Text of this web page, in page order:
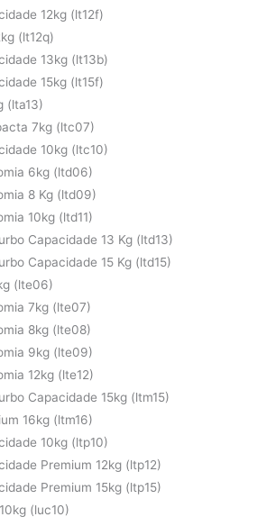
12kg (lt12f)
(lt12q)
13kg (lt13b)
15kg (lt15f)
(lta13)
7kg (ltc07)
10kg (ltc10)
6kg (ltd06)
8 Kg (ltd09)
10kg (ltd11)
Capacidade 13 Kg (ltd13)
Capacidade 15 Kg (ltd15)
(lte06)
7kg (lte07)
8kg (lte08)
9kg (lte09)
12kg (lte12)
Capacidade 15kg (ltm15)
16kg (ltm16)
10kg (ltp10)
Premium 12kg (ltp12)
Premium 15kg (ltp15)
(luc10)